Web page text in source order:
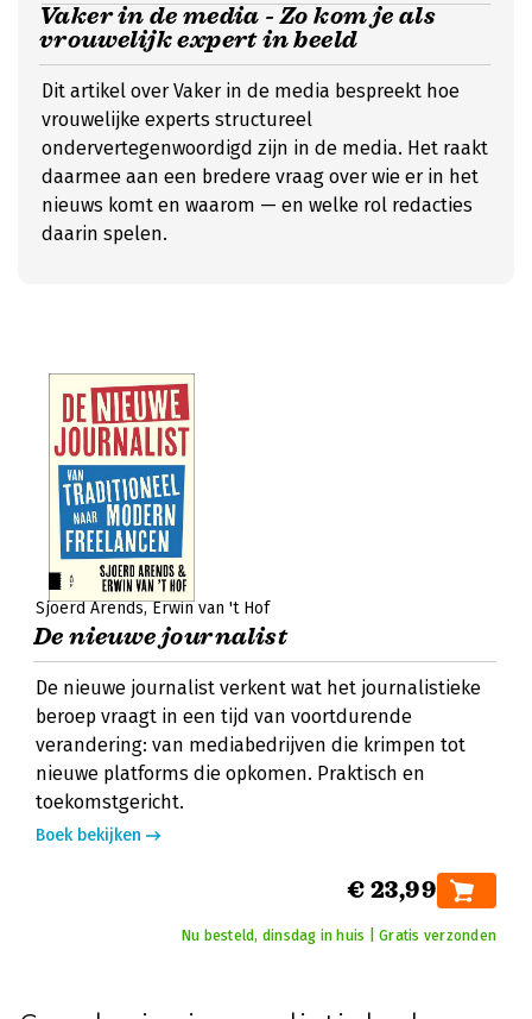
Vaker in de media - Zo kom je als
vrouwelijk expert in beeld
Dit artikel over Vaker in de media bespreekt hoe
vrouwelijke experts structureel
ondervertegenwoordigd zijn in de media. Het raakt
daarmee aan een bredere vraag over wie er in het
nieuws komt en waarom — en welke rol redacties
daarin spelen.
Sjoerd Arends Erwin van 't Hof
De nieuwe journalist
De nieuwe journalist verkent wat het journalistieke
beroep vraagt in een tijd van voortdurende
verandering: van mediabedrijven die krimpen tot
nieuwe platforms die opkomen. Praktisch en
toekomstgericht.
Boek bekijken
€ 23,99
Nu besteld, dinsdag in huis | Gratis verzonden